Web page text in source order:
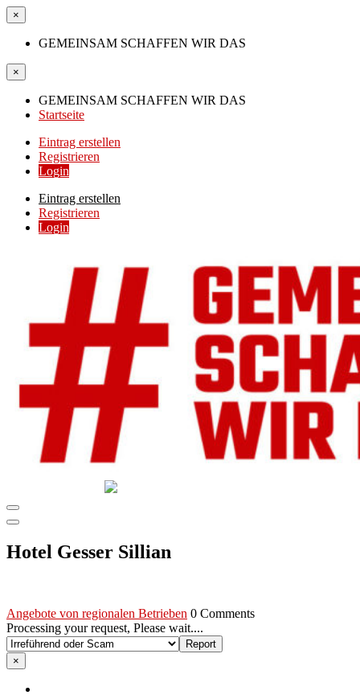
×
GEMEINSAM SCHAFFEN WIR DAS
×
GEMEINSAM SCHAFFEN WIR DAS
Startseite
Eintrag erstellen
Registrieren
Login
Eintrag erstellen
Registrieren
Login
GEMEINSAM SCHAFFEN WIR DAS
Hotel Gesser Sillian
Angebote von regionalen Betrieben 0 Comments
Processing your request, Please wait....
×